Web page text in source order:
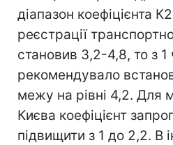
діапазон коефіцієнта
реєстрації
становив 3,2-4,8, то з
рекомендувало
межу на рівні 4,2. Для
Києва коефіцієнт
підвищити з 1 до 2,2. В